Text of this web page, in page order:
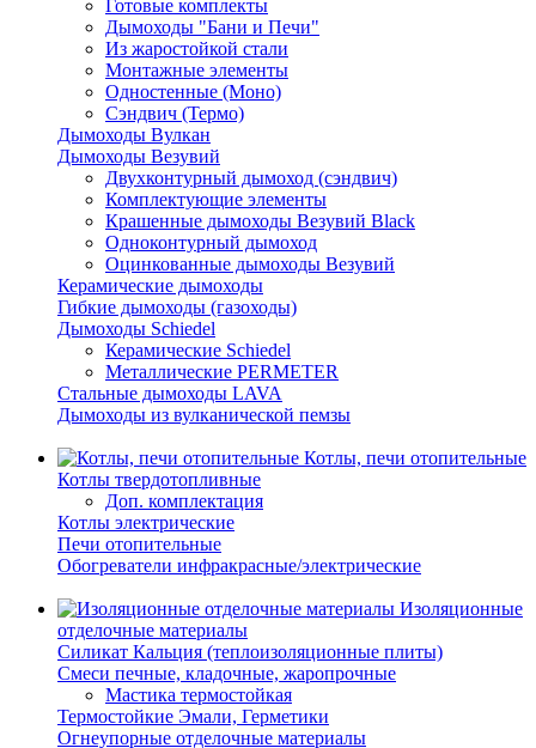
Готовые комплекты
Дымоходы "Бани и Печи"
Из жаростойкой стали
Монтажные элементы
Одностенные (Моно)
Сэндвич (Термо)
Дымоходы Вулкан
Дымоходы Везувий
Двухконтурный дымоход (сэндвич)
Комплектующие элементы
Крашенные дымоходы Везувий Black
Одноконтурный дымоход
Оцинкованные дымоходы Везувий
Керамические дымоходы
Гибкие дымоходы (газоходы)
Дымоходы Schiedel
Керамические Schiedel
Металлические PERMETER
Стальные дымоходы LAVA
Дымоходы из вулканической пемзы
Котлы, печи отопительные
Котлы твердотопливные
Доп. комплектация
Котлы электрические
Печи отопительные
Обогреватели инфракрасные/электрические
Изоляционные
отделочные материалы
Силикат Кальция (теплоизоляционные плиты)
Смеси печные, кладочные, жаропрочные
Мастика термостойкая
Термостойкие Эмали, Герметики
Огнеупорные отделочные материалы